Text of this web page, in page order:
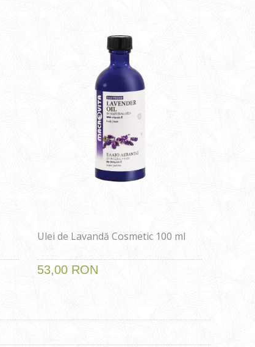
Ulei de Lavandă Cosmetic 100 ml
53,00 RON